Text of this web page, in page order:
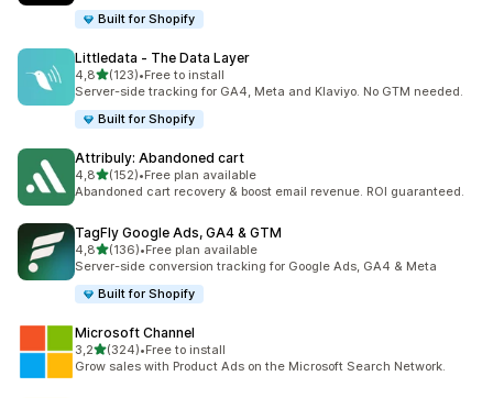
Built for Shopify
Littledata ‑ The Data Layer
4,8de 5 estrelas
(123)
123 total de avaliações
•Free to install
Server-side tracking for GA4, Meta and Klaviyo. No GTM needed.
Built for Shopify
Attribuly: Abandoned cart
4,8de 5 estrelas
(152)
152 total de avaliações
•Free plan available
Abandoned cart recovery & boost email revenue. ROI guaranteed.
TagFly Google Ads, GA4 & GTM
4,8de 5 estrelas
(136)
136 total de avaliações
•Free plan available
Server-side conversion tracking for Google Ads, GA4 & Meta
Built for Shopify
Microsoft Channel
3,2de 5 estrelas
(324)
324 total de avaliações
•Free to install
Grow sales with Product Ads on the Microsoft Search Network.